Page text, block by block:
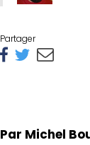
Partager
Par Michel